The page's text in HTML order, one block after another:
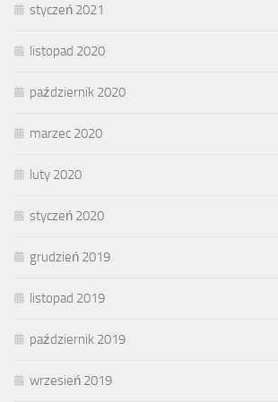
styczeń 2021
listopad 2020
październik 2020
marzec 2020
luty 2020
styczeń 2020
grudzień 2019
listopad 2019
październik 2019
wrzesień 2019